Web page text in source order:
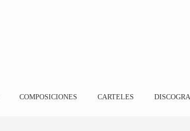
COMPOSICIONES CARTELES